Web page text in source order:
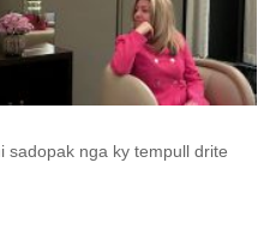
sadopak nga ky tempull drite